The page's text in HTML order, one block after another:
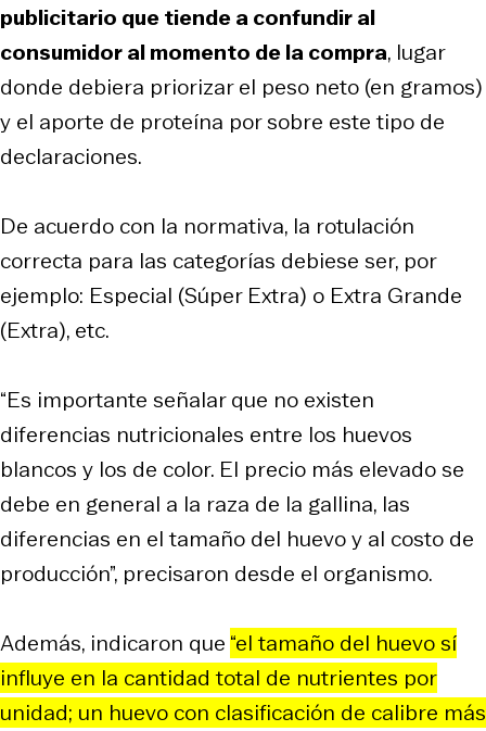
publicitario que tiende a confundir al
consumidor al momento de la compra, lugar
donde debiera priorizar el peso neto (en gramos)
y el aporte de proteína por sobre este tipo de
declaraciones.
De acuerdo con la normativa, la rotulación
correcta para las categorías debiese ser, por
ejemplo: Especial (Súper Extra) o Extra Grande
(Extra), etc.
“Es importante señalar que no existen
diferencias nutricionales entre los huevos
blancos y los de color. El precio más elevado se
debe en general a la raza de la gallina, las
diferencias en el tamaño del huevo y al costo de
producción”, precisaron desde el organismo.
Además, indicaron que “el tamaño del huevo sí
influye en la cantidad total de nutrientes por
unidad; un huevo con clasificación de calibre más